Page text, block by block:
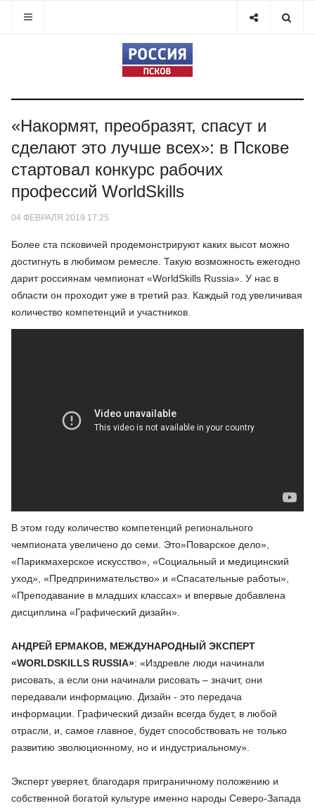
«Накормят, преобразят, спасут и
сделают это лучше всех»: в Пскове
стартовал конкурс рабочих
профессий WorldSkills
04 ФЕВРАЛЯ 2019 17:25
Более ста псковичей продемонстрируют каких высот можно
достигнуть в любимом ремесле. Такую возможность ежегодно
дарит россиянам чемпионат «WorldSkills Russia». У нас в
области он проходит уже в третий раз. Каждый год увеличивая
количество компетенций и участников.
В этом году количество компетенций регионального
чемпионата увеличено до семи. Это»Поварское дело»,
«Парикмахерское искусство», «Социальный и медицинский
уход», «Предпринимательство» и «Спасательные работы»,
«Преподавание в младших классах» и впервые добавлена
дисциплина «Графический дизайн».
АНДРЕЙ ЕРМАКОВ, МЕЖДУНАРОДНЫЙ ЭКСПЕРТ
«WORLDSKILLS RUSSIA»: «Издревле люди начинали
рисовать, а если они начинали рисовать – значит, они
передавали информацию. Дизайн - это передача
информации. Графический дизайн всегда будет, в любой
отрасли, и, самое главное, будет способствовать не только
развитию эволюционному, но и индустриальному».
Эксперт уверяет, благодаря приграничному положению и
собственной богатой культуре именно народы Северо-Запада